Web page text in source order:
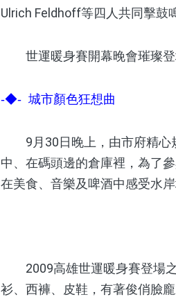
Ulrich Feldhoff等四人共同擊鼓
世運暖身賽開幕晚會璀璨登
-◆- 城市顏色狂想曲
9月30日晚上，由市府精心
中、在碼頭邊的倉庫裡，為了
在美食、音樂及啤酒中感受水
2009高雄世運暖身賽登場之
衫、西褲、皮鞋，有著俊俏臉